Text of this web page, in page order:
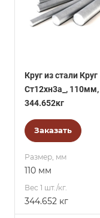
Круг из стали Круг
Ст12хн3а_, 110мм,
344.652кг
Заказать
Размер, мм
110 мм
Вес 1 шт./кг.
344.652 кг